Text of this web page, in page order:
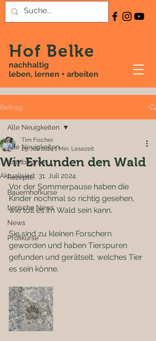
Hof Belke
nachhaltig
leben, lernen + arbeiten
Beitrag
Alle Neuigkeiten
Kombikurse
Rezepte
Bauernhofkurse
tierische News
News
Profikurse
Alle Neuigkeiten
Wir Erkunden den Wald
Tim Fischer
29. Juli 20241 Min. Lesezeit
Aktualisiert: 31. Juli 2024
Vor der Sommerpause haben die
Kinder nochmal so richtig gesehen,
wie toll es im Wald sein kann.
Sie sind zu kleinen Forschern
geworden und haben Tierspuren
gefunden und gerätselt, welches Tier
es sein könne.